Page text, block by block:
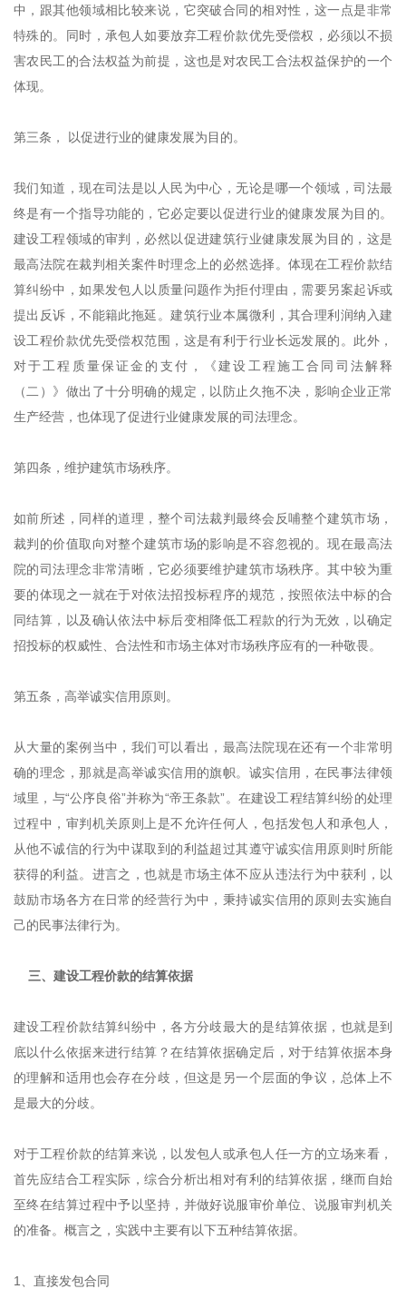
中，跟其他领域相比较来说，它突破合同的相对性，这一点是非常
特殊的。同时，承包人如要放弃工程价款优先受偿权，必须以不损
害农民工的合法权益为前提，这也是对农民工合法权益保护的一个
体现。
第三条， 以促进行业的健康发展为目的。
我们知道，现在司法是以人民为中心，无论是哪一个领域，司法最
终是有一个指导功能的，它必定要以促进行业的健康发展为目的。
建设工程领域的审判，必然以促进建筑行业健康发展为目的，这是
最高法院在裁判相关案件时理念上的必然选择。体现在工程价款结
算纠纷中，如果发包人以质量问题作为拒付理由，需要另案起诉或
提出反诉，不能籍此拖延。建筑行业本属微利，其合理利润纳入建
设工程价款优先受偿权范围，这是有利于行业长远发展的。此外，
对于工程质量保证金的支付，《建设工程施工合同司法解释
（二）》做出了十分明确的规定，以防止久拖不决，影响企业正常
生产经营，也体现了促进行业健康发展的司法理念。
第四条，维护建筑市场秩序。
如前所述，同样的道理，整个司法裁判最终会反哺整个建筑市场，
裁判的价值取向对整个建筑市场的影响是不容忽视的。现在最高法
院的司法理念非常清晰，它必须要维护建筑市场秩序。其中较为重
要的体现之一就在于对依法招投标程序的规范，按照依法中标的合
同结算，以及确认依法中标后变相降低工程款的行为无效，以确定
招投标的权威性、合法性和市场主体对市场秩序应有的一种敬畏。
第五条，高举诚实信用原则。
从大量的案例当中，我们可以看出，最高法院现在还有一个非常明
确的理念，那就是高举诚实信用的旗帜。诚实信用，在民事法律领
域里，与“公序良俗”并称为“帝王条款”。在建设工程结算纠纷的处理
过程中，审判机关原则上是不允许任何人，包括发包人和承包人，
从他不诚信的行为中谋取到的利益超过其遵守诚实信用原则时所能
获得的利益。进言之，也就是市场主体不应从违法行为中获利，以
鼓励市场各方在日常的经营行为中，秉持诚实信用的原则去实施自
己的民事法律行为。
三、建设工程价款的结算依据
建设工程价款结算纠纷中，各方分歧最大的是结算依据，也就是到
底以什么依据来进行结算？在结算依据确定后，对于结算依据本身
的理解和适用也会存在分歧，但这是另一个层面的争议，总体上不
是最大的分歧。
对于工程价款的结算来说，以发包人或承包人任一方的立场来看，
首先应结合工程实际，综合分析出相对有利的结算依据，继而自始
至终在结算过程中予以坚持，并做好说服审价单位、说服审判机关
的准备。概言之，实践中主要有以下五种结算依据。
1、直接发包合同